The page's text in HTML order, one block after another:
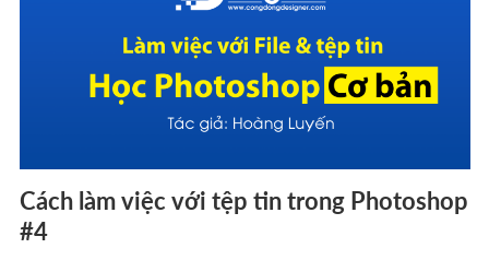
Cách làm việc với tệp tin trong Photoshop
#4